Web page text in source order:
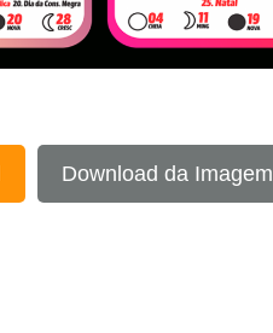
Download da Imagem